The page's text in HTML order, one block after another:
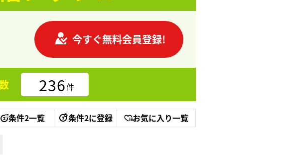
今すぐ無料会員登録!
236件
条件2一覧 条件2に登録 お気に入り一覧